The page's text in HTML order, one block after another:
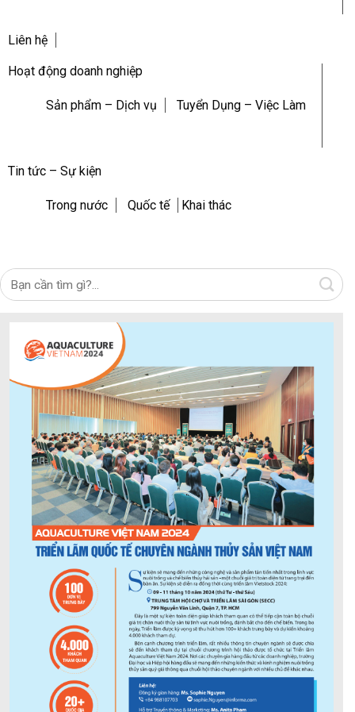
Liên hệ
Hoạt động doanh nghiệp
Sản phẩm – Dịch vụ Tuyển Dụng – Việc Làm
Tin tức – Sự kiện
Trong nước Quốc tế Khai thác